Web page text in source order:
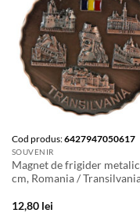
Cod produs:6427947050617
SOUVENIR
Magnet de frigider
cm, Romania /
12,80 lei